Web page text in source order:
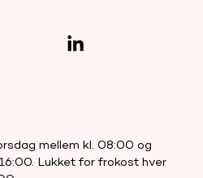
mellem kl. 08:00 og
Lukket for frokost hver